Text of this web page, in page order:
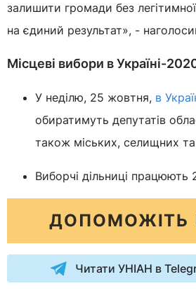
залишити громади без
на єдиний результат», -
Місцеві вибори в Україні-
У неділю, 25 жовтня, в
обиратимуть депутатів
також міських, селищних та
Виборчі дільниці
ДОПОМОЖІТЬ
Читати УНІАН в